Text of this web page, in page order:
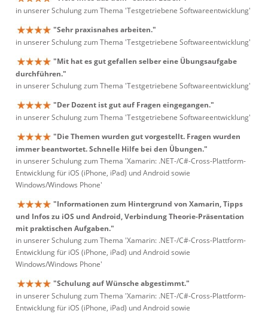
in unserer Schulung zum Thema 'Testgetriebene Softwareentwicklung'
"Sehr praxisnahes arbeiten."
in unserer Schulung zum Thema 'Testgetriebene Softwareentwicklung'
"Mit hat es gut gefallen selber eine Übungsaufgabe
durchführen."
in unserer Schulung zum Thema 'Testgetriebene Softwareentwicklung'
"Der Dozent ist gut auf Fragen eingegangen."
in unserer Schulung zum Thema 'Testgetriebene Softwareentwicklung'
"Die Themen wurden gut vorgestellt. Fragen wurden
immer beantwortet. Schnelle Hilfe bei den Übungen."
in unserer Schulung zum Thema 'Xamarin: .NET-/C#-Cross-Plattform-
Entwicklung für iOS (iPhone, iPad) und Android sowie
Windows/Windows Phone'
"Informationen zum Hintergrund von Xamarin, Tipps
und Infos zu iOS und Android, Verbindung Theorie-Präsentation
mit praktischen Aufgaben."
in unserer Schulung zum Thema 'Xamarin: .NET-/C#-Cross-Plattform-
Entwicklung für iOS (iPhone, iPad) und Android sowie
Windows/Windows Phone'
"Schulung auf Wünsche abgestimmt."
in unserer Schulung zum Thema 'Xamarin: .NET-/C#-Cross-Plattform-
Entwicklung für iOS (iPhone, iPad) und Android sowie